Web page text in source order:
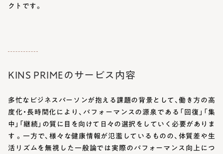
クトです。
KINS PRIMEのサービス内容
多忙なビジネスパーソンが抱える課題の背景として、働き方の高
度化・長時間化により、パフォーマンスの源泉である「回復」「集
中」「継続」の質に目を向けて日々の選択をしていく必要がありま
す 。一方で、様々な健康情報が氾濫しているものの、体質差や生
活リズムを無視した一般論では実際のパフォーマンス向上につ